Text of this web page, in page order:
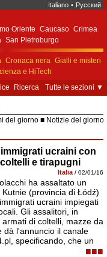
Italiano • Русский
Oriente Caucaso Crimea
San Pietroburgo
Sebastopoli
Cronaca nera Gialli e misteri
e HiTech
Ricerca Tutte le sezioni ▼
del giorno Notizie del giorno
ucraini con
e tirapugni
Italia / 02/01/16
ha assaltato un
(provincia di Łódź)
ucraini impiegati
Gli assalitori, in
di coltelli, mazze da
dà l'annuncio il canale
specificando, che un
■■■